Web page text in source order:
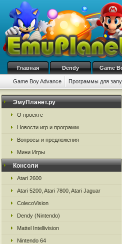
Главная Dendy Game
Game Boy Advance Программы для
ЭмуПланет.ру
О проекте
Новости игр и программ
Вопросы и предложения
Мини Игры
Консоли
Atari 2600
Atari 5200, Atari 7800, Atari Jaguar
ColecoVision
Dendy (Nintendo)
Mattel Intellivision
Nintendo 64